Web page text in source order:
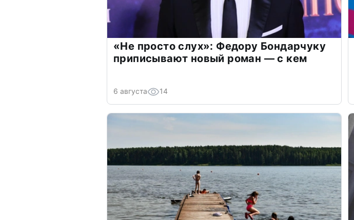
«Не просто слух»: Федору Бондарчуку
приписывают новый роман — с кем
6 августа 14